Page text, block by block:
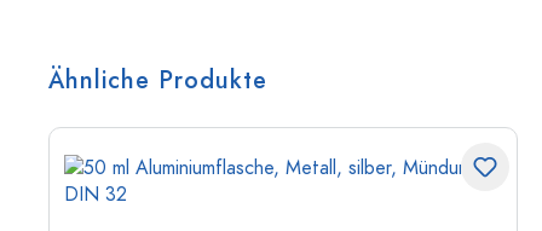
Ähnliche Produkte